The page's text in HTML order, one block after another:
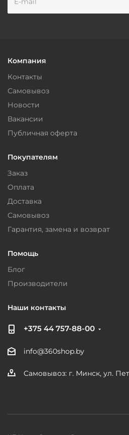
Компания
Контакты
Самовывоз
Новости
Вакансии
Публичная оферта
Покупателям
Заказ
Оплата
Доставка
Самовывоз
Гарантия, замена и возврат
Помощь
Блог
Производители
Наши контакты
+375 44 757-88-00
info@360shop.by
Самовывоз: г. Минск, ул.